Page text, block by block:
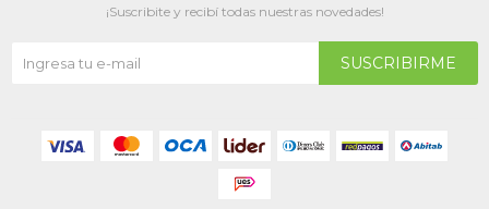
¡Suscribite y recibí todas nuestras novedades!
SUSCRIBIRME